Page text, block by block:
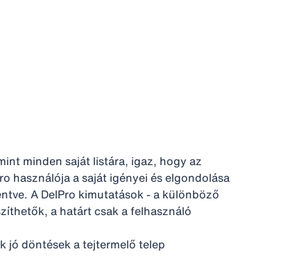
minden saját listára, igaz, hogy az
használója a saját igényei és elgondolása
A DelPro kimutatások - a különböző
a határt csak a felhasználó
jó döntések a tejtermelő telep